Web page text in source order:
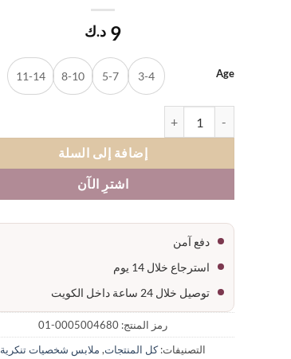
9 د.ك
Age
3-4
5-7
8-10
11-14
إضافة إلى السلة
اشترِ الآن
دفع آمن
استرجاع خلال 14 يوم
توصيل خلال 24 ساعة داخل الكويت
رمز المنتج: 0005004680-01
التصنيفات:كل المنتجات, ملابس شخصيات تنكرية